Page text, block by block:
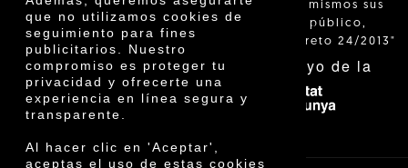
que no utilizamos cookies de
seguimiento para fines
publicitarios. Nuestro
compromiso es proteger tu
privacidad y ofrecerte una
experiencia en línea segura y
transparente.
Al hacer clic en 'Aceptar',
aceptas el uso de estas cookies
venden ellos mismos sus
productos al público,
según el Decreto 24/2013"
Con el apoyo de la